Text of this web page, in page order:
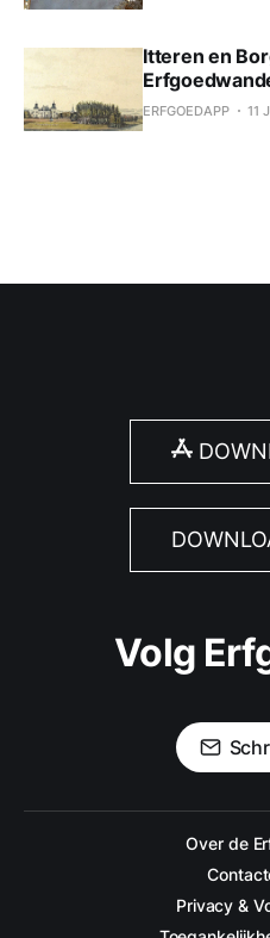
Itteren en
ERFGOEDAPP 11
Volg
Over de
Privacy &